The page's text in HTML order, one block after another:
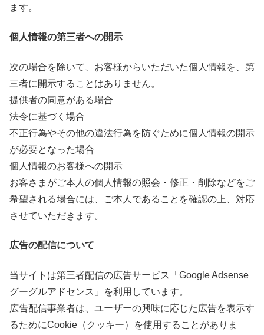
ます。
個人情報の第三者への開示
次の場合を除いて、お客様からいただいた個人情報を、第
三者に開示することはありません。
提供者の同意がある場合
法令に基づく場合
不正行為やその他の違法行為を防ぐために個人情報の開示
が必要となった場合
個人情報のお客様への開示
お客さまがご本人の個人情報の照会・修正・削除などをご
希望される場合には、ご本人であることを確認の上、対応
させていただきます。
広告の配信について
当サイトは第三者配信の広告サービス「Google Adsense
グーグルアドセンス」を利用しています。
広告配信事業者は、ユーザーの興味に応じた広告を表示す
るためにCookie（クッキー）を使用することがありま